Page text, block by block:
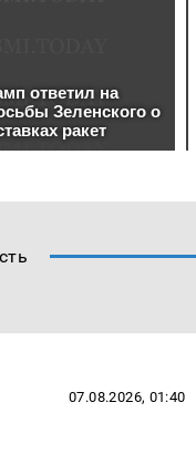
07.08.2026, 01:40